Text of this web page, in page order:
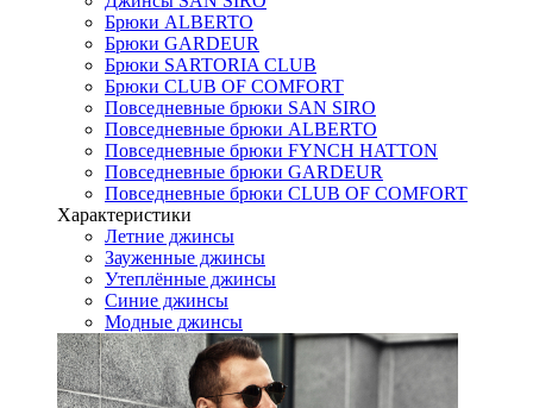
Брюки ALBERTO
Брюки GARDEUR
Брюки SARTORIA CLUB
Брюки CLUB OF COMFORT
Повседневные брюки SAN SIRO
Повседневные брюки ALBERTO
Повседневные брюки FYNCH HATTON
Повседневные брюки GARDEUR
Повседневные брюки CLUB OF COMFORT
Характеристики
Летние джинсы
Зауженные джинсы
Утеплённые джинсы
Синие джинсы
Модные джинсы